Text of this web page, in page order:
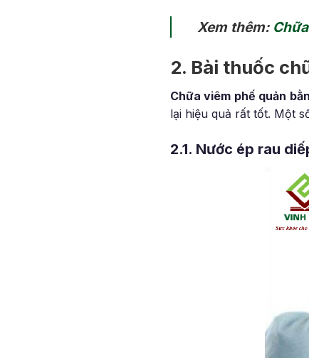
Xem thêm:
2. Bài thuốc
Chữa viêm phế quản
lại hiệu quả rất tốt. Một
2.1. Nước ép rau